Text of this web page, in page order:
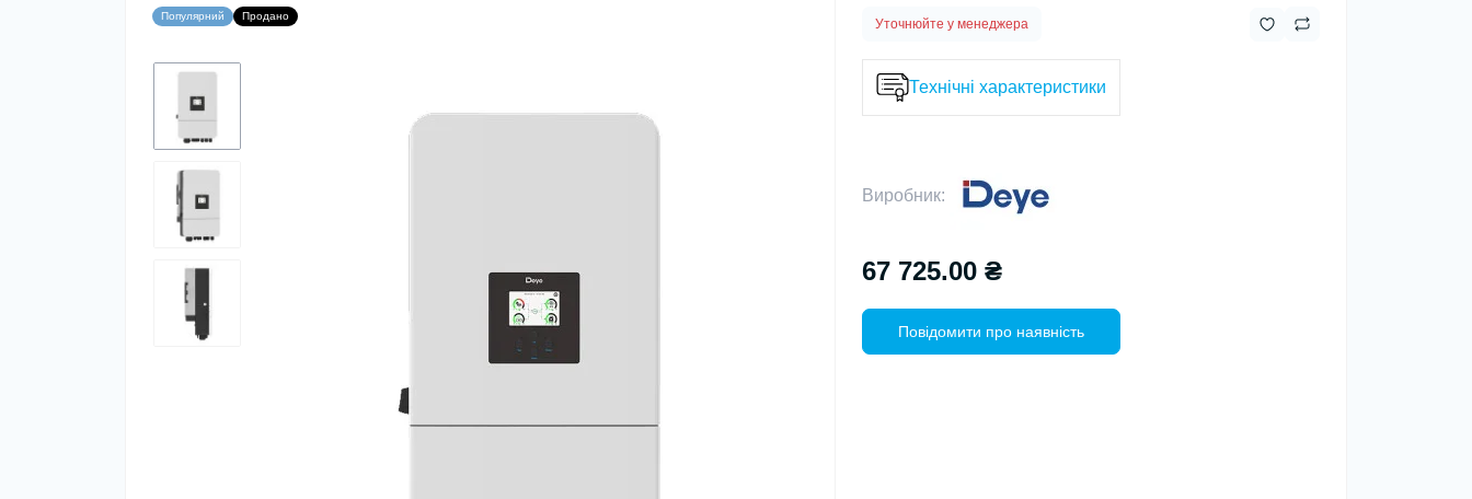
Популярний Продано
Уточнюйте у менеджера
Технічні характеристики
Виробник:
67 725.00 ₴
Повідомити про наявність